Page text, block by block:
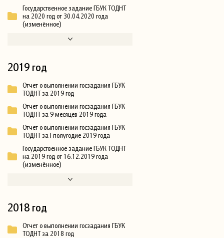
Государственное задание ГБУК ТОДНТ
на 2020 год от 30.04.2020 года
(изменённое)
2019 год
Отчет о выполнении госзадания ГБУК
ТОДНТ за 2019 год
Отчет о выполнении госзадания ГБУК
ТОДНТ за 9 месяцев 2019 года
Отчет о выполнении госзадания ГБУК
ТОДНТ за I полугодие 2019 года
Государственное задание ГБУК ТОДНТ
на 2019 год от 16.12.2019 года
(изменённое)
2018 год
Отчет о выполнении госзадания ГБУК
ТОДНТ за 2018 год